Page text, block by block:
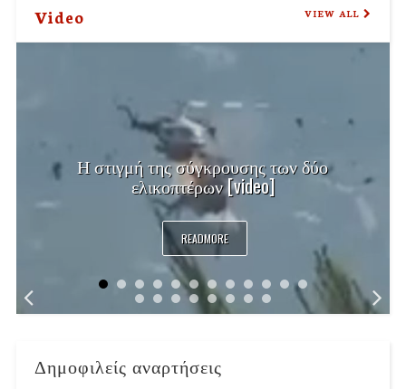
Video VIEW ALL
Η στιγμή της σύγκρουσης των δύο
ελικοπτέρων [video]
READMORE
Δημοφιλείς αναρτήσεις